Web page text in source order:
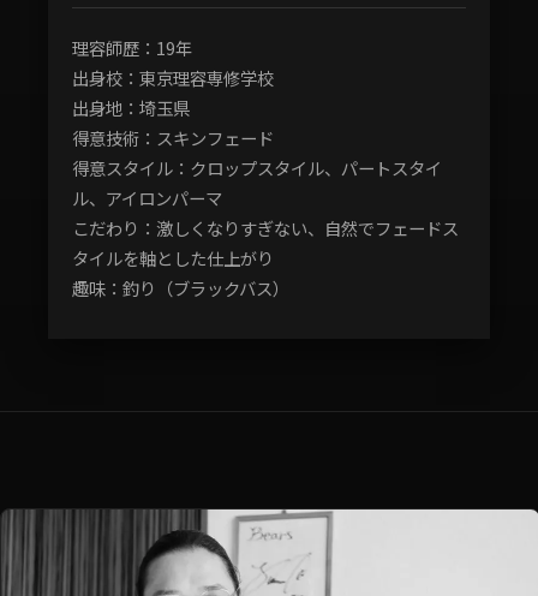
理容師歴：19年
出身校：東京理容専修学校
出身地：埼玉県
得意技術：スキンフェード
得意スタイル：クロップスタイル、パートスタイ
ル、アイロンパーマ
こだわり：激しくなりすぎない、自然でフェードス
タイルを軸とした仕上がり
趣味：釣り（ブラックバス）